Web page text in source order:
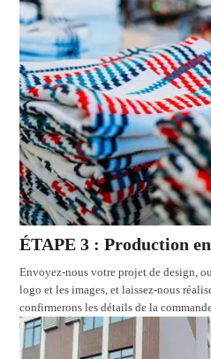
ÉTAPE 3 : Production
Envoyez-nous votre projet de design,
logo et les images, et laissez-nous
confirmerons les détails de la